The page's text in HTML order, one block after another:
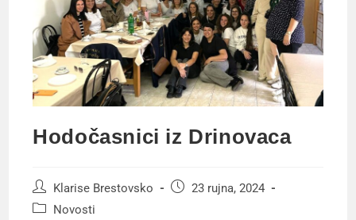
Hodočasnici iz Drinovaca
Klarise Brestovsko
23 rujna, 2024
Novosti